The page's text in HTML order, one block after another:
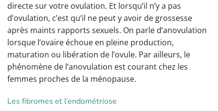
directe sur votre ovulation. Et lorsqu’il n’y a pas
d’ovulation, c’est qu’il ne peut y avoir de grossesse
après maints rapports sexuels. On parle d’anovulation
lorsque l’ovaire échoue en pleine production,
maturation ou libération de l’ovule. Par ailleurs, le
phénomène de l’anovulation est courant chez les
femmes proches de la ménopause.
Les fibromes et l’endométriose